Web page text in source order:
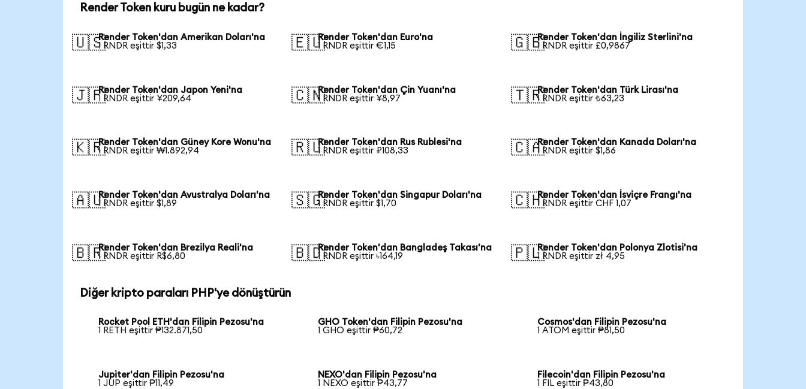
Render Token kuru bugün ne kadar?
🇺🇸Render Token'dan Amerikan Doları'na
1 RNDR eşittir $1,33
🇪🇺Render Token'dan Euro'na
1 RNDR eşittir €1,15
🇬🇧Render Token'dan İngiliz Sterlini'na
1 RNDR eşittir £0,9867
🇯🇵Render Token'dan Japon Yeni'na
1 RNDR eşittir ¥209,64
🇨🇳Render Token'dan Çin Yuanı'na
1 RNDR eşittir ¥8,97
🇹🇷Render Token'dan Türk Lirası'na
1 RNDR eşittir ₺63,23
🇰🇷Render Token'dan Güney Kore Wonu'na
1 RNDR eşittir ₩1.892,94
🇷🇺Render Token'dan Rus Rublesi'na
1 RNDR eşittir ₽108,33
🇨🇦Render Token'dan Kanada Doları'na
1 RNDR eşittir $1,86
🇦🇺Render Token'dan Avustralya Doları'na
1 RNDR eşittir $1,89
🇸🇬Render Token'dan Singapur Doları'na
1 RNDR eşittir $1,70
🇨🇭Render Token'dan İsviçre Frangı'na
1 RNDR eşittir CHF 1,07
🇧🇷Render Token'dan Brezilya Reali'na
1 RNDR eşittir R$6,80
🇧🇩Render Token'dan Bangladeş Takası'na
1 RNDR eşittir ৳164,19
🇵🇱Render Token'dan Polonya Zlotisi'na
1 RNDR eşittir zł 4,95
Diğer kripto paraları PHP'ye dönüştürün
Rocket Pool ETH'dan Filipin Pezosu'na
1 RETH eşittir ₱132.871,50
GHO Token'dan Filipin Pezosu'na
1 GHO eşittir ₱60,72
Cosmos'dan Filipin Pezosu'na
1 ATOM eşittir ₱81,50
Jupiter'dan Filipin Pezosu'na
1 JUP eşittir ₱11,49
NEXO'dan Filipin Pezosu'na
1 NEXO eşittir ₱43,77
Filecoin'dan Filipin Pezosu'na
1 FIL eşittir ₱43,80